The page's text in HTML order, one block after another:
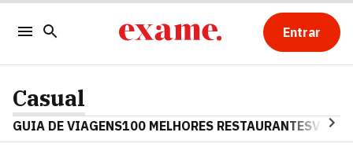
Entrar
Casual
GUIA DE VIAGENS100 MELHORES RESTAURANTES